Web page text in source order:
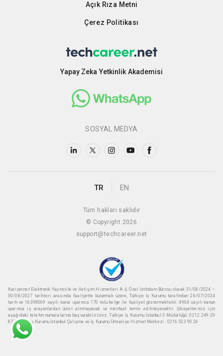
Açık Rıza Metni
Çerez Politikası
Yapay Zeka Yetkinlik Akademisi
SOSYAL MEDYA
TR EN
Tüm hakları saklıdır
© Copyright 2026
support@techcareer.net
Kariyer.net Elektronik Yayıncılık ve İletişim Hizmetleri A.Ş. Özel İstihdam Bürosu olarak 31/08/2024 –
30/08/2027 tarihleri arasında faaliyette bulunmak üzere, Türkiye İş Kurumu tarafından 26/07/2024
tarih ve 16398069 sayılı karar uyarınca 170 nolu belge ile faaliyet göstermektedir. 4904 sayılı kanun
uyarınca iş arayanlardan ücret alınmayacak ve menfaat temin edilmeyecektir. Şikayetleriniz için
aşağıdaki telefon numaralarına başvurabilirsiniz. Türkiye İş Kurumu İstanbul İl Müdürlüğü: 0212 249 29
87 Türkiye iş Kurumu İstanbul Çalışma ve İş Kurumu Ümraniye Hizmet Merkezi : 0216 523 90 26